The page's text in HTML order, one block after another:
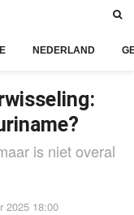
NEDERLAND
is niet overal
2025 18:00